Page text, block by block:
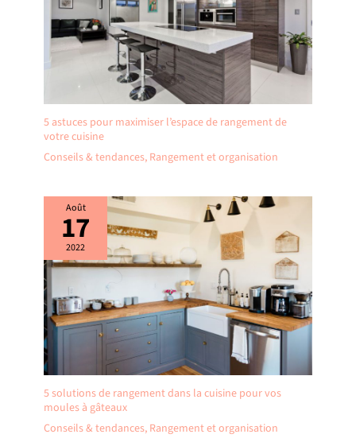
5 astuces pour maximiser l’espace de rangement de
votre cuisine
Conseils & tendances, Rangement et organisation
Août
17
2022
5 solutions de rangement dans la cuisine pour vos
moules à gâteaux
Conseils & tendances, Rangement et organisation